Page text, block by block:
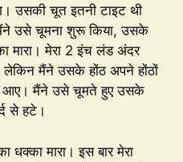
उसकी चूत इतनी टाइट थी
उसे चूमना शुरू किया, उसके
मारा। मेरा 2 इंच लंड अंदर
लेकिन मैंने उसके होंठ अपने होंठों
आए। मैंने उसे चूमते हुए उसके
से हटे।
धक्का मारा। इस बार मेरा